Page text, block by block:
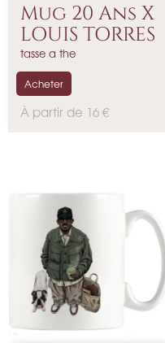
Mug 20 Ans X
LOUIS TORRES
tasse a the
P
À partir de 16 €
Acheter